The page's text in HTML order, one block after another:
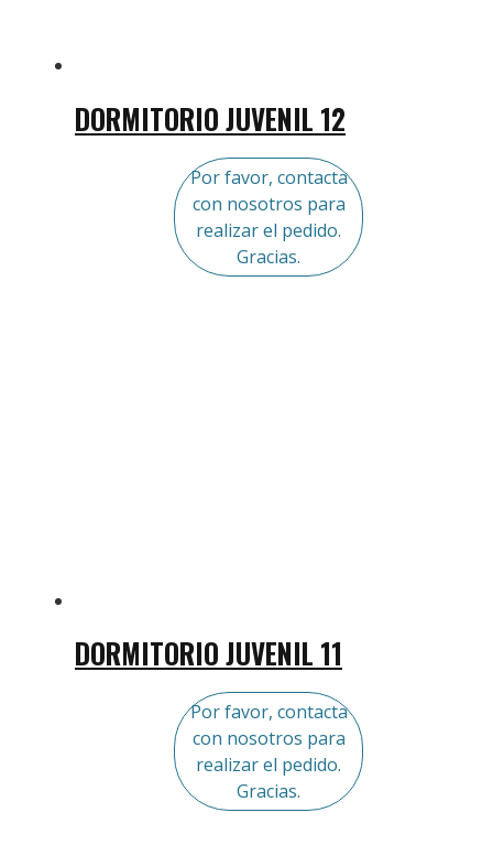
DORMITORIO JUVENIL 12
Por favor, contacta
con nosotros para
realizar el pedido.
Gracias.
DORMITORIO JUVENIL 11
Por favor, contacta
con nosotros para
realizar el pedido.
Gracias.